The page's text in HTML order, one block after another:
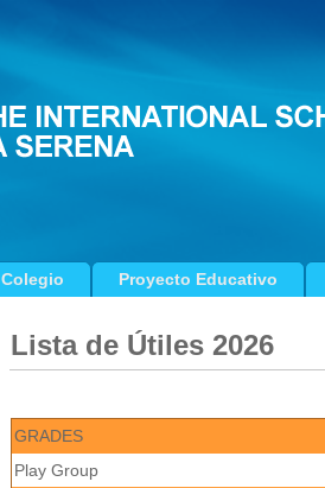
Colegio Proyecto Educativo
Lista de Útiles 2026
GRADES
Play Group